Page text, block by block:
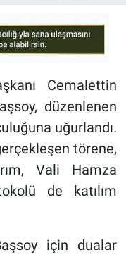
Cemalettin
düzenlenen
uğurlandı.
törene,
Vali Hamza
de katılım
için dualar